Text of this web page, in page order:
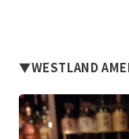
▼WESTLAND